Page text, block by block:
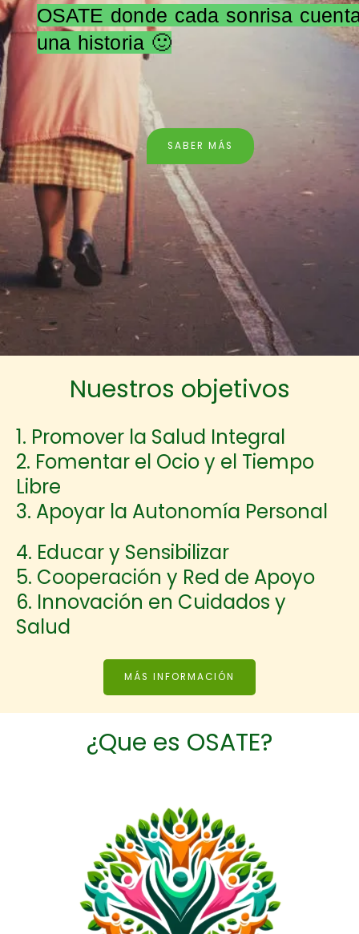
OSATE donde cada sonrisa
una historia 🙂
SABER MÁS
Nuestros objetivos
1. Promover la Salud Integral
2. Fomentar el Ocio y el Tiempo
Libre
3. Apoyar la Autonomía Personal
4. Educar y Sensibilizar
5. Cooperación y Red de Apoyo
6. Innovación en Cuidados y
Salud
MÁS INFORMACIÓN
¿Que es OSATE?